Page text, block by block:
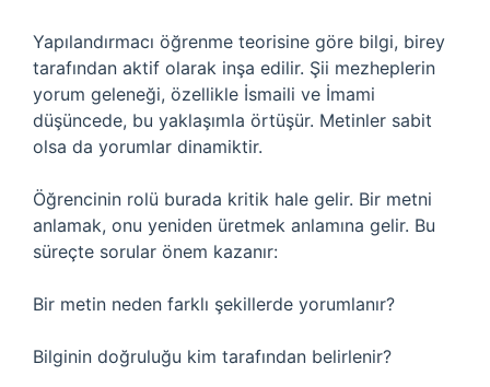
Yapılandırmacı öğrenme teorisine göre bilgi, birey
tarafından aktif olarak inşa edilir. Şii mezheplerin
yorum geleneği, özellikle İsmaili ve İmami
düşüncede, bu yaklaşımla örtüşür. Metinler sabit
olsa da yorumlar dinamiktir.
Öğrencinin rolü burada kritik hale gelir. Bir metni
anlamak, onu yeniden üretmek anlamına gelir. Bu
süreçte sorular önem kazanır:
Bir metin neden farklı şekillerde yorumlanır?
Bilginin doğruluğu kim tarafından belirlenir?